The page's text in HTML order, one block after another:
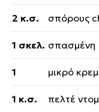
2 κ.σ. σπόρους
1 σκελ. σπασμένη
1 μικρό
1 κ.σ. πελτέ